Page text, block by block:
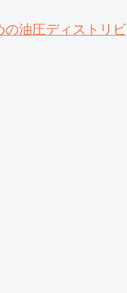
の油圧ディストリビ